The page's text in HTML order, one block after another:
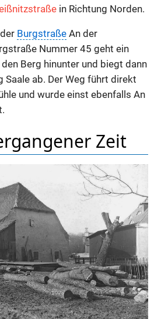
in Richtung Norden.
Burgstraße An der
Nummer 45 geht ein
Berg hinunter und biegt dann
Saale ab. Der Weg führt direkt
und wurde einst ebenfalls An
Zeit